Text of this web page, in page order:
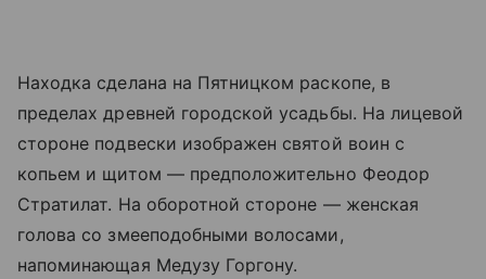
Находка сделана на Пятницком раскопе, в
пределах древней городской усадьбы. На лицевой
стороне подвески изображен святой воин с
копьем и щитом — предположительно Феодор
Стратилат. На оборотной стороне — женская
голова со змееподобными волосами,
напоминающая Медузу Горгону.